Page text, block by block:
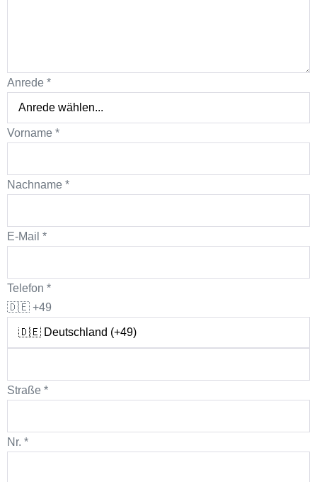
Anrede *
Vorname *
Nachname *
E-Mail *
Telefon *
🇩🇪 +49
Straße *
Nr. *